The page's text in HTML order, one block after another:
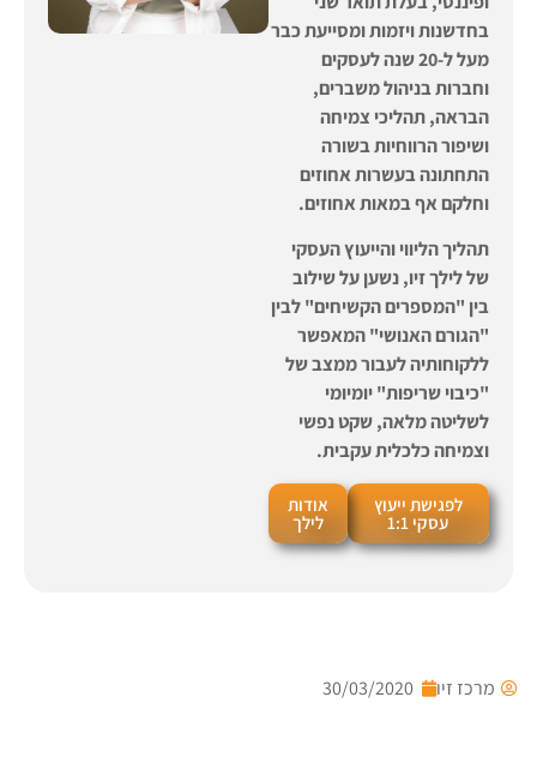
בחדשנות ויזמותומסייעת כבר
מעל ל-20 שנה לעסקים
וחברות בניהול משברים,
הבראה, תהליכי צמיחה
ושיפור הרווחיות בשורה
התחתונה בעשרות אחוזים
וחלקם אף במאות אחוזים.
תהליך הליווי והייעוץ העסקי
של לילך זיו, נשען על שילוב
בין "המספרים הקשיחים" לבין
"הגורם האנושי" המאפשר
ללקוחותיה לעבור ממצב של
"כיבוי שריפות" יומיומי
לשליטה מלאה, שקט נפשי
וצמיחה כלכלית עקבית.
לפגישת ייעוץ
עסקי 1:1
אודות
לילך
מרכז זיו 30/03/2020